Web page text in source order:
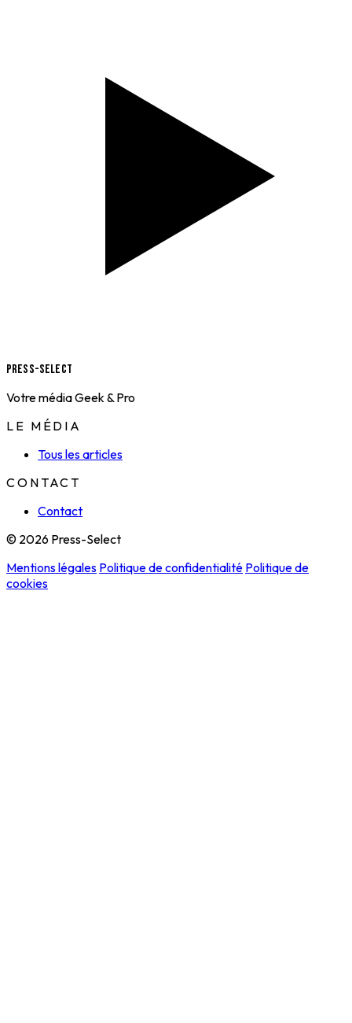
Press-Select
Votre média Geek & Pro
LE MÉDIA
Tous les articles
CONTACT
Contact
© 2026 Press-Select
Mentions légales Politique de confidentialité Politique de
cookies